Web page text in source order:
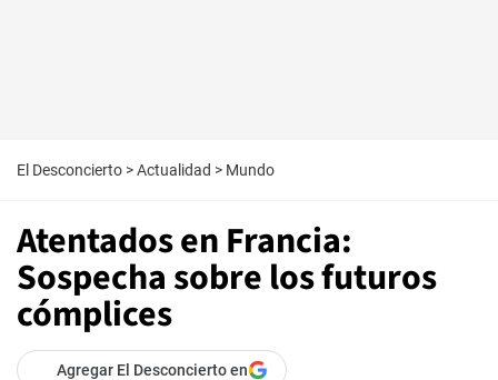
El Desconcierto >Actualidad > Mundo
Atentados en Francia:
Sospecha sobre los futuros
cómplices
Agregar El Desconcierto en